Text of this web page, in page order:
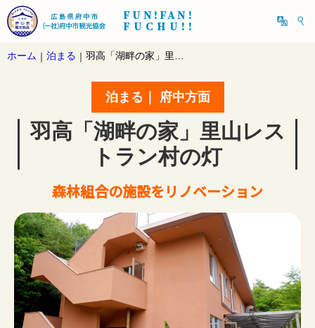
FUN!FAN!
FUCHU!!
ホーム ｜ 泊まる ｜ 羽高「湖畔の家」里山レストラン村の灯
泊まる｜ 府中方面
羽高「湖畔の家」里山レス
トラン村の灯
森林組合の施設をリノベーション